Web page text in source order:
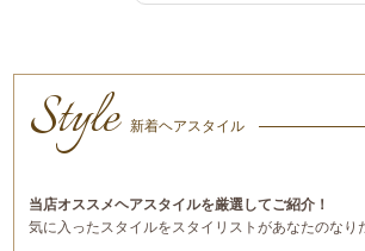
Style 新着ヘアスタイル
当店オススメヘアスタイルを厳選してご紹介！
気に入ったスタイルをスタイリストがあなたのなり